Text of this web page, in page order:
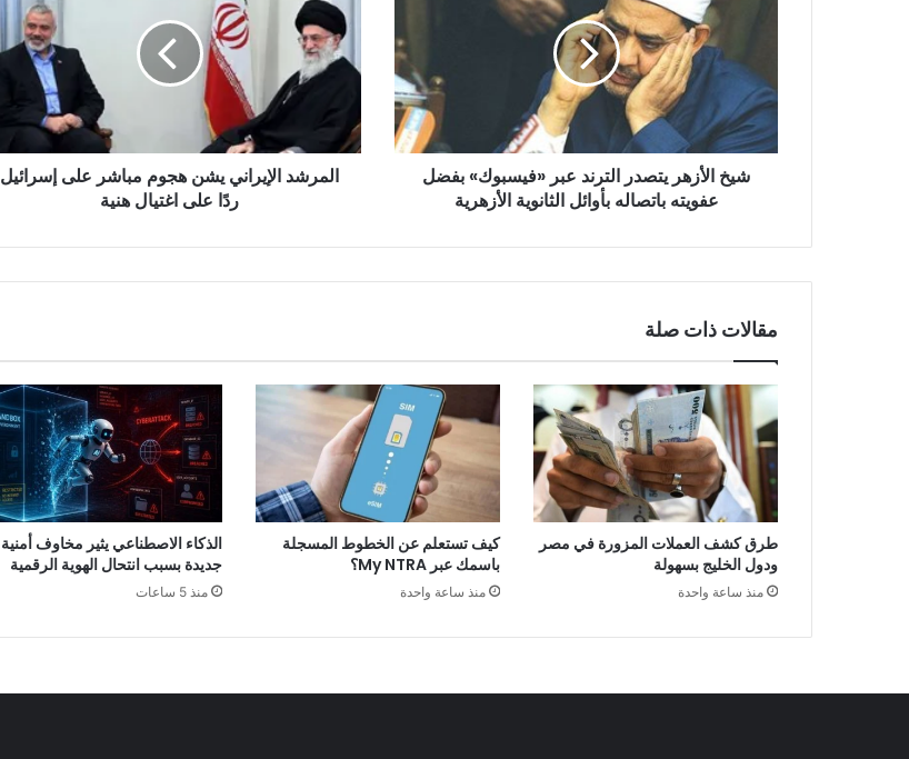
«فيسبوك»
بفضل
عفويته
باتصاله
بأوائلشيخ الأزهر يتصدر الترند عبر «فيسبوك» بفضل
عفويته باتصاله بأوائل الثانوية الأزهرية
يشن
هجوم
مباشر
على
ردًا
على
اغتيالالمرشد الإيراني يشن هجوم مباشر على إسرائيل
ردًا على اغتيال هنية
مقالات ذات صلة
طرق كشف العملات المزورة في مصر
ودول الخليج بسهولة
منذ ساعة واحدة
كيف تستعلم عن الخطوط المسجلة
باسمك عبر My NTRA؟
منذ ساعة واحدة
الذكاء الاصطناعي يثير مخاوف أمنية
جديدة بسبب انتحال الهوية الرقمية
منذ 5 ساعات